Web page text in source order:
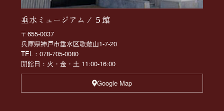
垂水ミュージアム / ５館
〒655-0037
兵庫県神戸市垂水区歌敷山1-7-20
TEL：078-705-0080
開館日：火・金・土 11:00-16:00
Google Map